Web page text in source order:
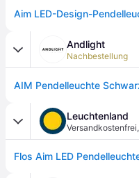
Andlight
Nachbestellung
AIM Pendelleuchte
Leuchtenland
Versandkostenfrei,
Flos Aim LED